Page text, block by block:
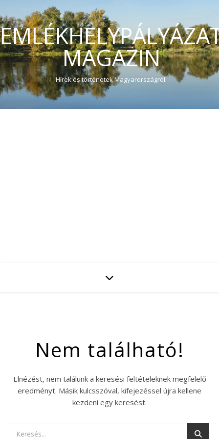
MAGAZIN
Hírek és történetek Magyarországról.
Nem található!
Elnézést, nem találunk a keresési feltételeknek megfelelő
eredményt. Másik kulcsszóval, kifejezéssel újra kellene
kezdeni egy keresést.